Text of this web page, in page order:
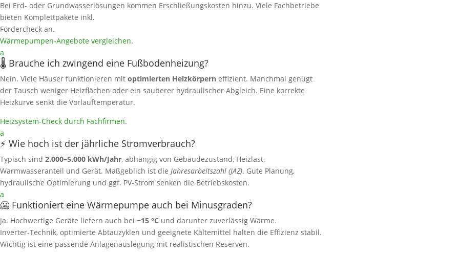
Bei Erd- oder Grundwasserlösungen kommen Erschließungskosten hinzu. Viele Fachbetriebe
bieten Komplettpakete inkl.
Fördercheck an.
Wärmepumpen‑Angebote vergleichen.
a
🌡️ Brauche ich zwingend eine Fußbodenheizung?
Nein. Viele Häuser funktionieren mit optimierten Heizkörpern effizient. Manchmal genügt
der Tausch weniger Heizflächen oder ein sauberer hydraulischer Abgleich. Eine korrekte
Heizkurve senkt die Vorlauftemperatur.
Heizsystem‑Check durch Fachfirmen.
a
⚡ Wie hoch ist der jährliche Stromverbrauch?
Typisch sind 2.000–5.000 kWh/Jahr, abhängig von Gebäudezustand, Heizlast,
Warmwasseranteil und Gerät. Maßgeblich ist die Jahresarbeitszahl (JAZ). Gute Planung,
hydraulische Optimierung und ggf. PV‑Strom senken die Betriebskosten.
a
🥶 Funktioniert eine Wärmepumpe auch bei Minusgraden?
Ja. Hochwertige Geräte liefern auch bei −15 °C und darunter zuverlässig Wärme.
Inverter‑Technik, optimierte Abtauzyklen und geeignete Kältemittel halten die Effizienz stabil.
Wichtig ist eine passende Anlagenauslegung mit realistischen Reserven.